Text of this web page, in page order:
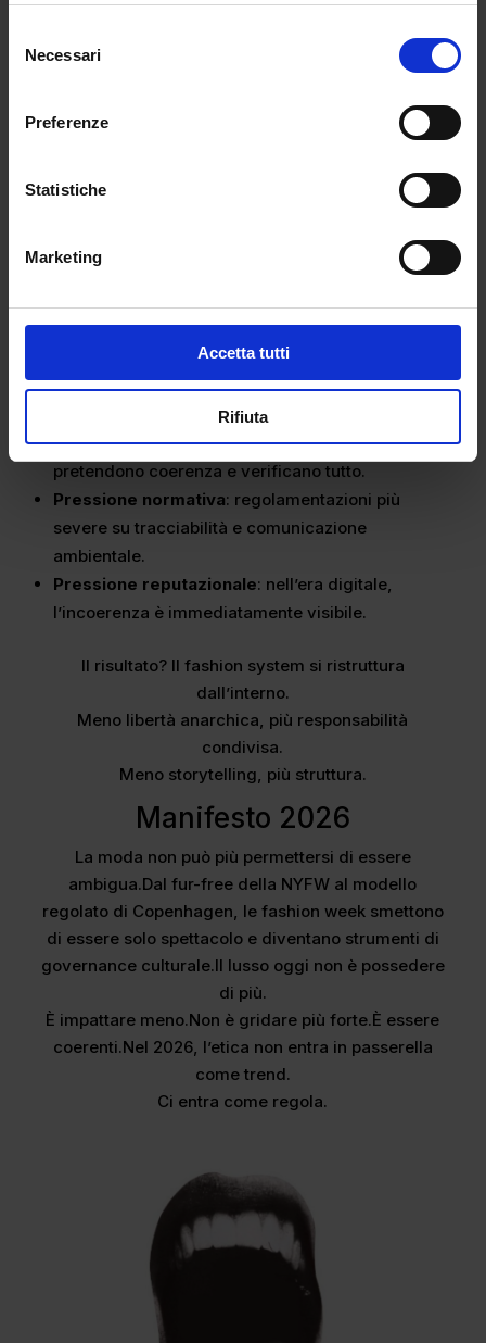
delNecessari
Preferenze
Statistiche
Marketing
Accetta tutti
Rifiuta
filiere, orientano investimenti. In un contesto in cui
l’Unione Europea rafforza le normative contro il
trasparenza, il sistema moda anticipa le regole
Le città non vogliono solo essere capitali creative,
vogliono essere capitali etiche.La passerella
diventa così un atto politico soft. Non ideologico,
Il nuovo lusso è accountability
Pressione generazionale: Gen Z e Millennials
pretendono coerenza e verificano tutto.
Pressione normativa: regolamentazioni più
severe su tracciabilità e comunicazione
ambientale.
Pressione reputazionale: nell’era digitale,
l’incoerenza è immediatamente visibile.
Il risultato? Il fashion system si ristruttura
dall’interno.
Meno libertà anarchica, più responsabilità
condivisa.
Meno storytelling, più struttura.
Manifesto 2026
La moda non può più permettersi di essere
ambigua.Dal fur-free della NYFW al modello
regolato di Copenhagen, le fashion week smettono
di essere solo spettacolo e diventano strumenti di
governance culturale.Il lusso oggi non è possedere
di più.
È impattare meno.Non è gridare più forte.È essere
coerenti.Nel 2026, l’etica non entra in passerella
come trend.
Ci entra come regola.